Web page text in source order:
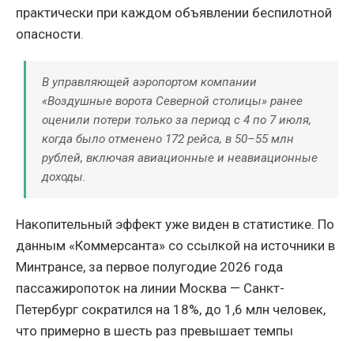
практически при каждом объявлении беспилотной
опасности.
В управляющей аэропортом компании
«Воздушные ворота Северной столицы» ранее
оценили потери только за период с 4 по 7 июля,
когда было отменено 172 рейса, в 50–55 млн
рублей, включая авиационные и неавиационные
доходы.
Накопительный эффект уже виден в статистике. По
данным «Коммерсанта» со ссылкой на источники в
Минтрансе, за первое полугодие 2026 года
пассажиропоток на линии Москва — Санкт-
Петербург сократился на 18%, до 1,6 млн человек,
что примерно в шесть раз превышает темпы